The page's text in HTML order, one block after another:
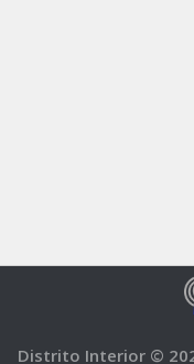
Distrito Interior ©